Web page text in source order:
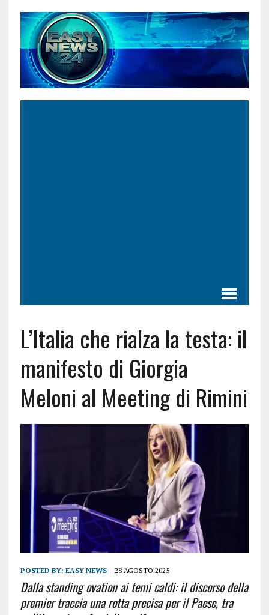
L’Italia che rialza la testa: il
manifesto di Giorgia
Meloni al Meeting di Rimini
POSTED BY: EASY NEWS 28 AGOSTO 2025
Dalla standing ovation ai temi caldi: il discorso della
premier traccia una rotta precisa per il Paese, tra